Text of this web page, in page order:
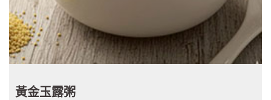
黃金玉露粥